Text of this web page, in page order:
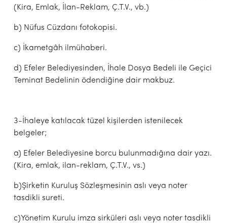
(Kira, Emlak, İlan-Reklam, Ç.T.V., vb.)
b) Nüfus Cüzdanı fotokopisi.
c) İkametgâh ilmühaberi.
d) Efeler Belediyesinden, İhale Dosya Bedeli ile Geçici
Teminat Bedelinin ödendiğine dair makbuz.
3-İhaleye katılacak tüzel kişilerden istenilecek
belgeler;
a) Efeler Belediyesine borcu bulunmadığına dair yazı.
(Kira, emlak, ilan-reklam, Ç.T.V., vs.)
b)Şirketin Kuruluş Sözleşmesinin aslı veya noter
tasdikli sureti.
c)Yönetim Kurulu imza sirküleri aslı veya noter tasdikli